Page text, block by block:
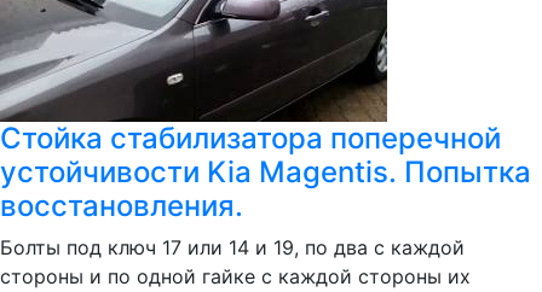
Стойка стабилизатора поперечной
устойчивости Kia Magentis. Попытка
восстановления.
Болты под ключ 17 или 14 и 19, по два с каждой
стороны и по одной гайке с каждой стороны их